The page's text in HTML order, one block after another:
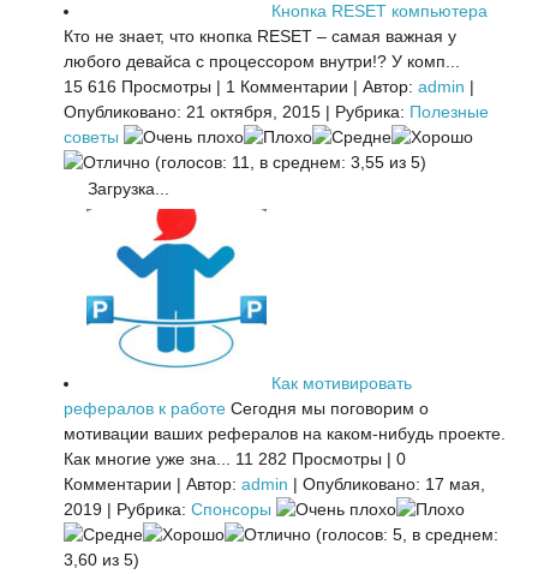
Кнопка RESET компьютера
Кто не знает, что кнопка RESET – самая важная у
любого девайса с процессором внутри!? У комп...
15 616 Просмотры | 1 Комментарии | Автор: admin |
Опубликовано: 21 октября, 2015 | Рубрика: Полезные
советы
(голосов: 11, в среднем: 3,55 из 5)
Загрузка...
Как мотивировать
рефералов к работе Сегодня мы поговорим о
мотивации ваших рефералов на каком-нибудь проекте.
Как многие уже зна...
11 282 Просмотры | 0
Комментарии | Автор: admin | Опубликовано: 17 мая,
2019 | Рубрика: Спонсоры
(голосов: 5, в среднем:
3,60 из 5)